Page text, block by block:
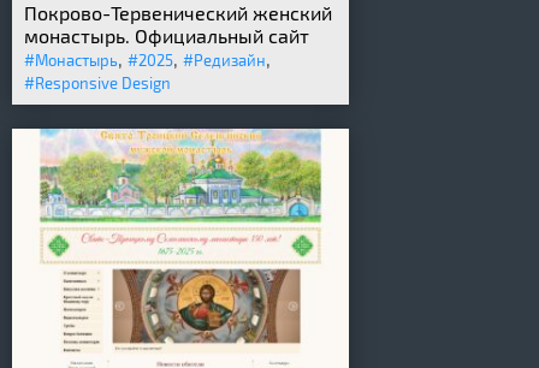
Покрово-Тервенический женский
монастырь. Официальный сайт
#Монастырь, #2025, #Редизайн,
#Responsive Design